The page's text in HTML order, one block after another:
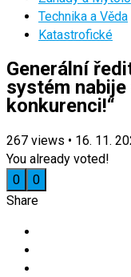
Technika a Věda
Katastrofické
Generální
systém
konkurenci!“
267 views • 16. 11.
You already voted!
0
0
Share